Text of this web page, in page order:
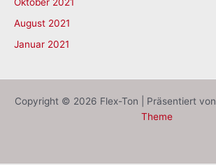
August 2021
Januar 2021
Copyright © 2026 Flex-Ton | Präsentiert von
Theme